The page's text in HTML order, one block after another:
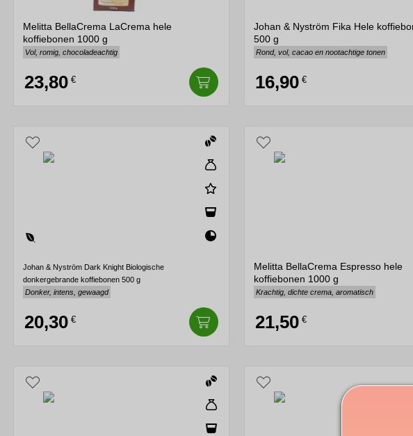
Melitta BellaCrema LaCrema hele
koffiebonen 1000 g
Vol, romig, chocoladeachtig
23,80 €
Johan & Nyström Fika Hele
500 g
Rond, vol, cacao en nootachtige tonen
16,90 €
Johan & Nyström Dark Knight Biologische
donkergebrande koffiebonen 500 g
Donker, intens, gewaagd
20,30 €
Melitta BellaCrema Espresso hele
koffiebonen 1000 g
Krachtig, dichte crema, aromatisch
21,50 €